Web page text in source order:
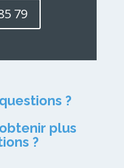
79
?
plus
?